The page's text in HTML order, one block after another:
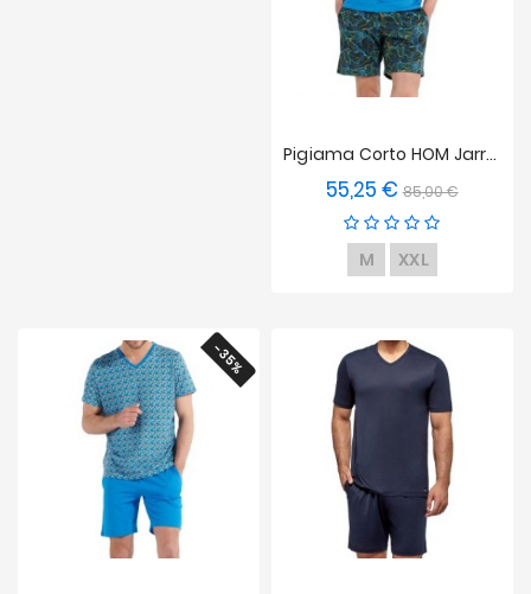
Pigiama Corto HOM Jarrod
55,25 € Prezzo
base
85,00 €Prezzo
M XXL
-35%